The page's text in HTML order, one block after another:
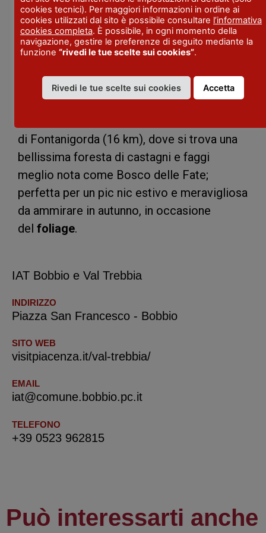
Val Borecaci sono paesi comeTartago,
Zerba, Vesimo, Artanache possono
vantare nei rispettivi toponimi le tracce del
passaggio di Annibale, durante la famosa
battaglia del Trebbia (218 A.C.).
Lungo il percorso diretto a Genova, val la
di Fontanigorda (16 km), dove si trova una
bellissima foresta di castagni e faggi
meglio nota come Bosco delle Fate;
perfetta per un pic nic estivo e meravigliosa
da ammirare in autunno, in occasione
del foliage.
IAT Bobbio e Val Trebbia
INDIRIZZO
Piazza San Francesco - Bobbio
SITO WEB
visitpiacenza.it/val-trebbia/
EMAIL
iat@comune.bobbio.pc.it
TELEFONO
+39 0523 962815
Può interessarti anche
cookies tecnici). Per maggiori informazioni in ordine ai
cookies utilizzati dal sito è possibile consultare l’informativa
cookies completa. È possibile, in ogni momento della
navigazione, gestire le preferenze di seguito mediante la
funzione “rivedi le tue scelte sui cookies”.
Rivedi le tue scelte sui cookies Accetta